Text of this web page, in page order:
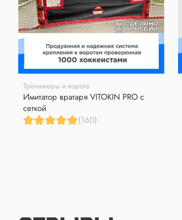
Тренажеры и ворота
Имитатор вратаря VITOKIN PRO с
сеткой
(160)